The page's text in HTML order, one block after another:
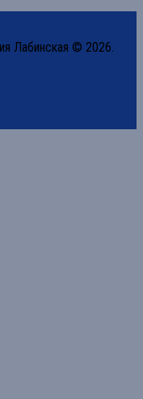
Лабинская © 2026.